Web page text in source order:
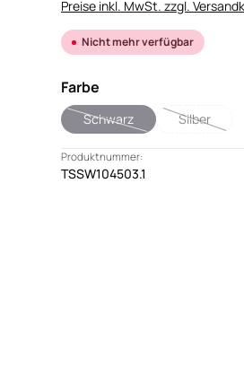
Preise inkl. MwSt. zzgl.
Nicht mehr verfügbar
Farbe
Schwarz
(Diese Option ist zurzeit
Silber
(Diese
Produktnummer:
TSSW104503.1